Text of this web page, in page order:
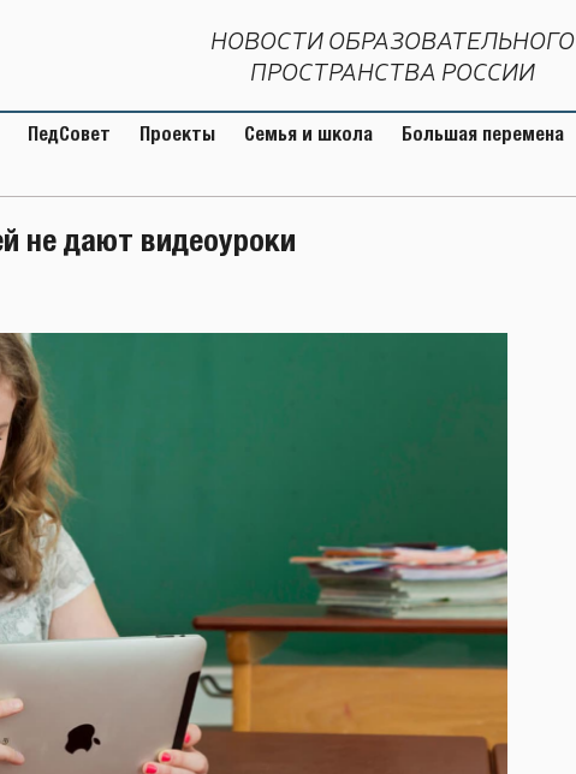
НОВОСТИ ОБРАЗОВАТЕЛЬНОГО
ПРОСТРАНСТВА РОССИИ
ПедСовет Проекты Семья и школа Большая перемена
не дают видеоуроки